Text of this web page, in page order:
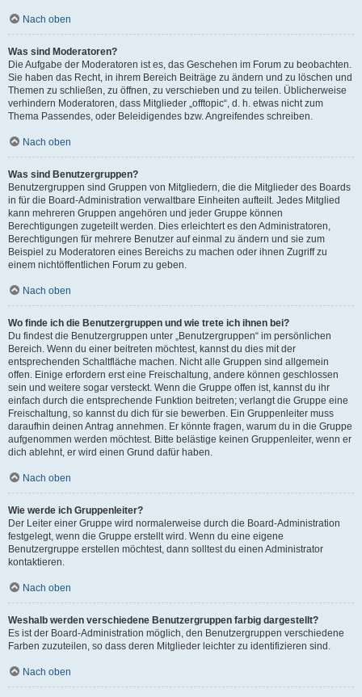
Nach oben
Was sind Moderatoren?
Die Aufgabe der Moderatoren ist es, das Geschehen im Forum zu beobachten.
Sie haben das Recht, in ihrem Bereich Beiträge zu ändern und zu löschen und
Themen zu schließen, zu öffnen, zu verschieben und zu teilen. Üblicherweise
verhindern Moderatoren, dass Mitglieder „offtopic“, d. h. etwas nicht zum
Thema Passendes, oder Beleidigendes bzw. Angreifendes schreiben.
Nach oben
Was sind Benutzergruppen?
Benutzergruppen sind Gruppen von Mitgliedern, die die Mitglieder des Boards
in für die Board-Administration verwaltbare Einheiten aufteilt. Jedes Mitglied
kann mehreren Gruppen angehören und jeder Gruppe können
Berechtigungen zugeteilt werden. Dies erleichtert es den Administratoren,
Berechtigungen für mehrere Benutzer auf einmal zu ändern und sie zum
Beispiel zu Moderatoren eines Bereichs zu machen oder ihnen Zugriff zu
einem nichtöffentlichen Forum zu geben.
Nach oben
Wo finde ich die Benutzergruppen und wie trete ich ihnen bei?
Du findest die Benutzergruppen unter „Benutzergruppen“ im persönlichen
Bereich. Wenn du einer beitreten möchtest, kannst du dies mit der
entsprechenden Schaltfläche machen. Nicht alle Gruppen sind allgemein
offen. Einige erfordern erst eine Freischaltung, andere können geschlossen
sein und weitere sogar versteckt. Wenn die Gruppe offen ist, kannst du ihr
einfach durch die entsprechende Funktion beitreten; verlangt die Gruppe eine
Freischaltung, so kannst du dich für sie bewerben. Ein Gruppenleiter muss
daraufhin deinen Antrag annehmen. Er könnte fragen, warum du in die Gruppe
aufgenommen werden möchtest. Bitte belästige keinen Gruppenleiter, wenn er
dich ablehnt, er wird einen Grund dafür haben.
Nach oben
Wie werde ich Gruppenleiter?
Der Leiter einer Gruppe wird normalerweise durch die Board-Administration
festgelegt, wenn die Gruppe erstellt wird. Wenn du eine eigene
Benutzergruppe erstellen möchtest, dann solltest du einen Administrator
kontaktieren.
Nach oben
Weshalb werden verschiedene Benutzergruppen farbig dargestellt?
Es ist der Board-Administration möglich, den Benutzergruppen verschiedene
Farben zuzuteilen, so dass deren Mitglieder leichter zu identifizieren sind.
Nach oben